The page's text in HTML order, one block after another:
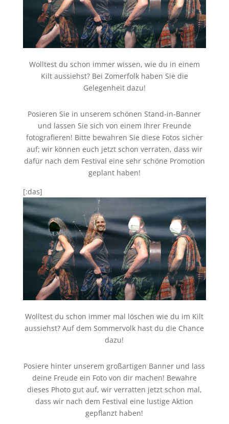
Wolltest du schon immer wissen, wie du in einem
Kilt aussiehst? Bei Zomerfolk haben Sie die
Gelegenheit dazu!
Posieren Sie in unserem schönen Stand-in-Banner
und lassen Sie sich von einem Ihrer Freunde
fotografieren! Bitte bewahren Sie diese Fotos sicher
auf; wir können euch jetzt schon verraten, dass wir
dafür nach dem Festival eine sehr schöne Promotion
geplant haben!
[:das]
Wolltest du schon immer mal löschen wie du im Kilt
aussiehst? Auf dem Sommervolk hast du die Chance
dazu!
Posiere hinter unserem großartigen Banner und lass
deine Freude ein Foto von dir machen! Bewahre
dieses Photo gut auf, wir verratten jetzt schon mal,
dass wir nach dem Festival eine lustige Aktion
gepflanzt haben!